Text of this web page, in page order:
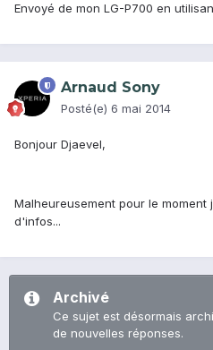
Envoyé de mon LG-P700 en
Arnaud Sony
Posté(e) 6 mai 2014
Bonjour Djaevel,
Malheureusement pour le
d'infos...
Archivé
Ce sujet est désormais
de nouvelles réponses.